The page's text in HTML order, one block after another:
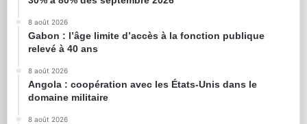
8 août 2026
Gabon : l’âge limite d’accès à la fonction publique
relevé à 40 ans
8 août 2026
Angola : coopération avec les États-Unis dans le
domaine militaire
8 août 2026